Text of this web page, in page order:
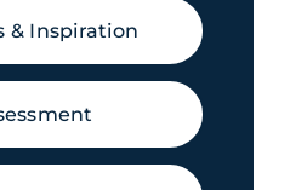
& Inspiration